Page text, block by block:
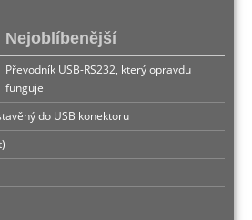
Nejoblíbenější
Převodník USB-RS232, který opravdu
funguje
do USB konektoru